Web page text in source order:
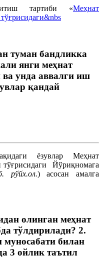
тартиби «Меҳнат
туман бандликка
янги меҳнат
унда аввалги иш
қандай
ёзувлар Меҳнат
тўғрисидаги Йўриқномага
рўйх.ол.) асосан амалга
олинган меҳнат
тўлдирилади? 2.
билан
3 ойлик таътил